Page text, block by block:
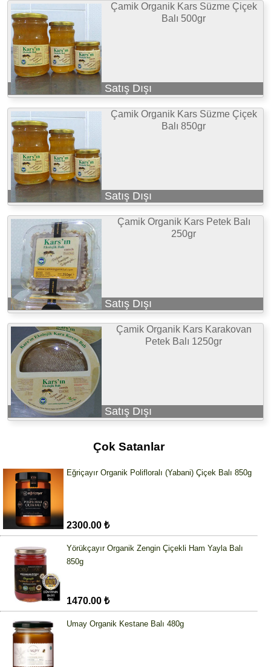
Çamik Organik Kars Süzme Çiçek
Balı 500gr
Satış Dışı
Çamik Organik Kars Süzme Çiçek
Balı 850gr
Satış Dışı
Çamik Organik Kars Petek Balı
250gr
Satış Dışı
Çamik Organik Kars Karakovan
Petek Balı 1250gr
Satış Dışı
Çok Satanlar
Eğriçayır Organik Polifloralı (Yabani) Çiçek Balı 850g
2300.00 ₺
Yörükçayır Organik Zengin Çiçekli Ham Yayla Balı
850g
1470.00 ₺
Umay Organik Kestane Balı 480g